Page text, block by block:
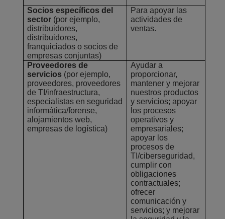
Socios específicos del
sector (por ejemplo,
distribuidores,
distribuidores,
franquiciados o socios de
empresas conjuntas)
Para apoyar las
actividades de
ventas.
Proveedores de
servicios (por ejemplo,
proveedores, proveedores
de TI/infraestructura,
especialistas en seguridad
informática/forense,
alojamientos web,
empresas de logística)
Ayudar a
proporcionar,
mantener y mejorar
nuestros productos
y servicios; apoyar
los procesos
operativos y
empresariales;
apoyar los
procesos de
TI/ciberseguridad,
cumplir con
obligaciones
contractuales;
ofrecer
comunicación y
servicios; y mejorar